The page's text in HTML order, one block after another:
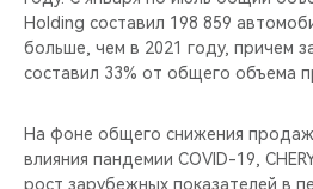
Holding составил 198 859
больше, чем в 2021 году, причем
составил 33% от общего объема
На фоне общего снижения
влияния пандемии COVID-19,
рост зарубежных показателей в